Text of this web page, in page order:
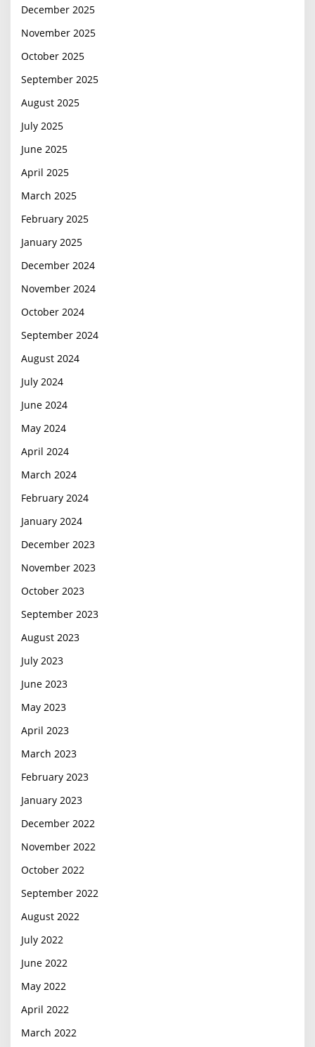
December 2025
November 2025
October 2025
September 2025
August 2025
July 2025
June 2025
April 2025
March 2025
February 2025
January 2025
December 2024
November 2024
October 2024
September 2024
August 2024
July 2024
June 2024
May 2024
April 2024
March 2024
February 2024
January 2024
December 2023
November 2023
October 2023
September 2023
August 2023
July 2023
June 2023
May 2023
April 2023
March 2023
February 2023
January 2023
December 2022
November 2022
October 2022
September 2022
August 2022
July 2022
June 2022
May 2022
April 2022
March 2022